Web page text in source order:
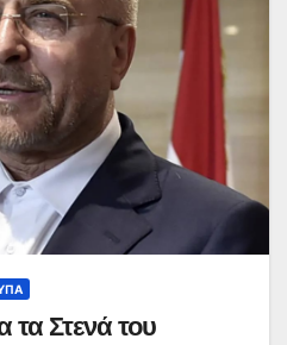
τα Στενά του